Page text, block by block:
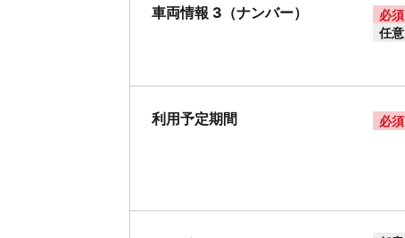
車両情報 3（ナンバー）
必須
任意
利用予定期間 必須